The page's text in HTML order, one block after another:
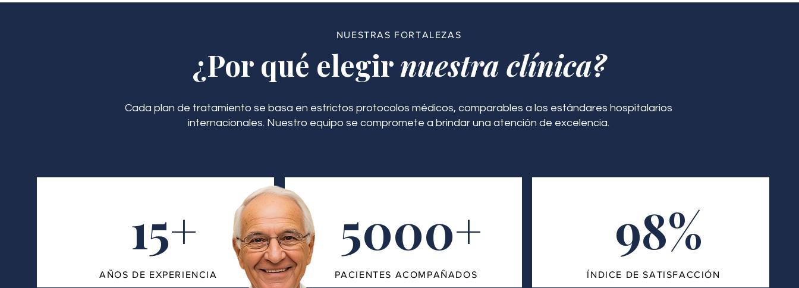
NUESTRAS FORTALEZAS
¿Por qué elegirnuestra clínica?
Cada plan de tratamiento se basa en estrictos protocolos médicos, comparables a los estándares hospitalarios
internacionales. Nuestro equipo se compromete a brindar una atención de excelencia.
15+
AÑOS DE EXPERIENCIA
5000+
PACIENTES ACOMPAÑADOS
98%
ÍNDICE DE SATISFACCIÓN